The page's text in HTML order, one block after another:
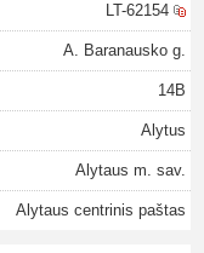
LT-62154
A. Baranausko g.
14B
Alytus
Alytaus m. sav.
Alytaus centrinis paštas